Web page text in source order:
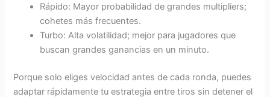
Rápido: Mayor probabilidad de grandes multipliers;
cohetes más frecuentes.
Turbo: Alta volatilidad; mejor para jugadores que
buscan grandes ganancias en un minuto.
Porque solo eliges velocidad antes de cada ronda, puedes
adaptar rápidamente tu estrategia entre tiros sin detener el